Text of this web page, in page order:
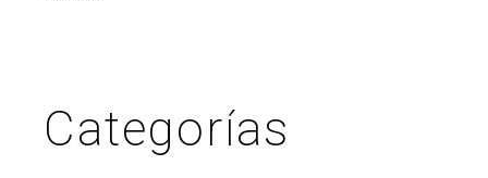
Categorías